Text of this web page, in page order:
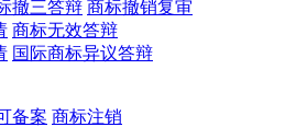
撤三答辩 商标撤销复审
商标无效答辩
国际商标异议答辩
备案 商标注销